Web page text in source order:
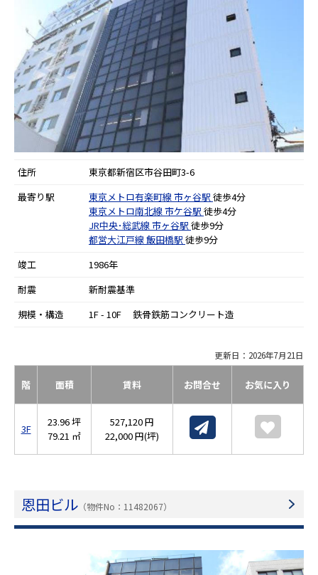
住所
東京都新宿区市谷田町3-6
最寄り駅
東京メトロ有楽町線市ヶ谷駅 徒歩4分
東京メトロ南北線市ケ谷駅 徒歩4分
JR中央･総武線市ヶ谷駅 徒歩9分
都営大江戸線飯田橋駅 徒歩9分
竣工
1986年
耐震
新耐震基準
規模・構造
1F - 10F 鉄骨鉄筋コンクリート造
更新日：2026年7月21日
階 面積 賃料 お問合せ お気に入り
3F
23.96 坪
79.21 ㎡
527,120 円
22,000 円(坪)
恩田ビル （物件No：11482067）